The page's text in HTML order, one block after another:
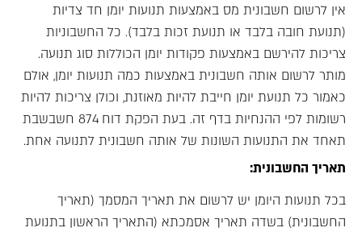
אין לרשום חשבונית מס באמצעות תנועות יומן חד צדיות
(תנועת חובה בלבד או תנועת זכות בלבד). כל החשבוניות
צריכות להירשם באמצעות פקודות יומן הכוללות סוג תנועה.
מותר לרשום אותה חשבונית באמצעות כמה תנועות יומן, אולם
כאמור כל תנועת יומן חייבת להיות מאוזנת, וכולן צריכות להיות
רשומות לפי ההנחיות בדף זה. בעת הפקת דוח 874 חשבשבת
תאחד את התנועות השונות של אותה חשבונית לתנועה אחת.
תאריך החשבונית:
בכל תנועות היומן יש לרשום את תאריך המסמך (תאריך
החשבונית) בשדה תאריך אסמכתא (התאריך הראשון בתנועת